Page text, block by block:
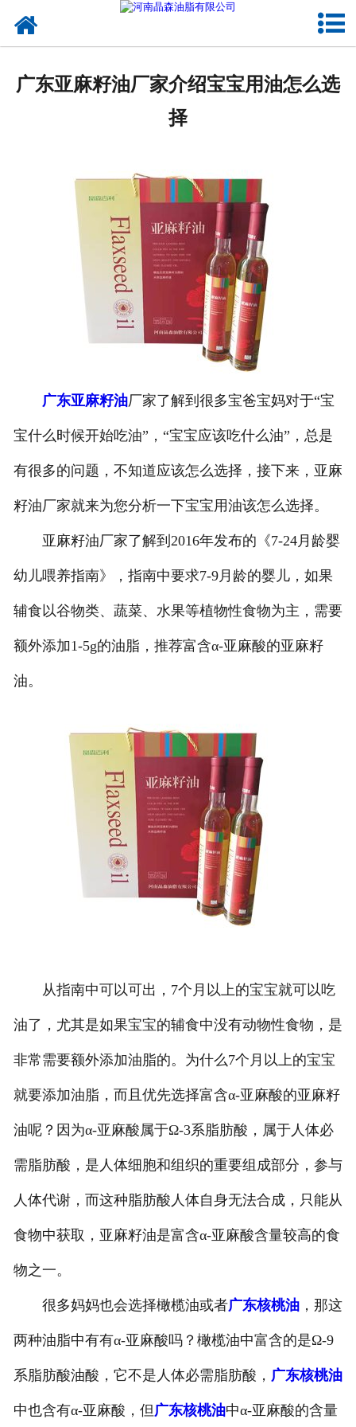
产品中心
成功案例
新闻资讯
联系晶森
走进晶森
广东亚麻籽油厂家介绍宝宝用油怎么选
择
广东亚麻籽油厂家了解到很多宝爸宝妈对于“宝
宝什么时候开始吃油”，“宝宝应该吃什么油”，总是
有很多的问题，不知道应该怎么选择，接下来，亚麻
籽油厂家就来为您分析一下宝宝用油该怎么选择。
亚麻籽油厂家了解到2016年发布的《7-24月龄婴
幼儿喂养指南》，指南中要求7-9月龄的婴儿，如果
辅食以谷物类、蔬菜、水果等植物性食物为主，需要
额外添加1-5g的油脂，推荐富含α-亚麻酸的亚麻籽
油。
从指南中可以可出，7个月以上的宝宝就可以吃
油了，尤其是如果宝宝的辅食中没有动物性食物，是
非常需要额外添加油脂的。为什么7个月以上的宝宝
就要添加油脂，而且优先选择富含α-亚麻酸的亚麻籽
油呢？因为α-亚麻酸属于Ω-3系脂肪酸，属于人体必
需脂肪酸，是人体细胞和组织的重要组成部分，参与
人体代谢，而这种脂肪酸人体自身无法合成，只能从
食物中获取，亚麻籽油是富含α-亚麻酸含量较高的食
物之一。
很多妈妈也会选择橄榄油或者广东核桃油，那这
两种油脂中有有α-亚麻酸吗？橄榄油中富含的是Ω-9
系脂肪酸油酸，它不是人体必需脂肪酸， 广东核桃油
中也含有α-亚麻酸，但广东核桃油中α-亚麻酸的含量